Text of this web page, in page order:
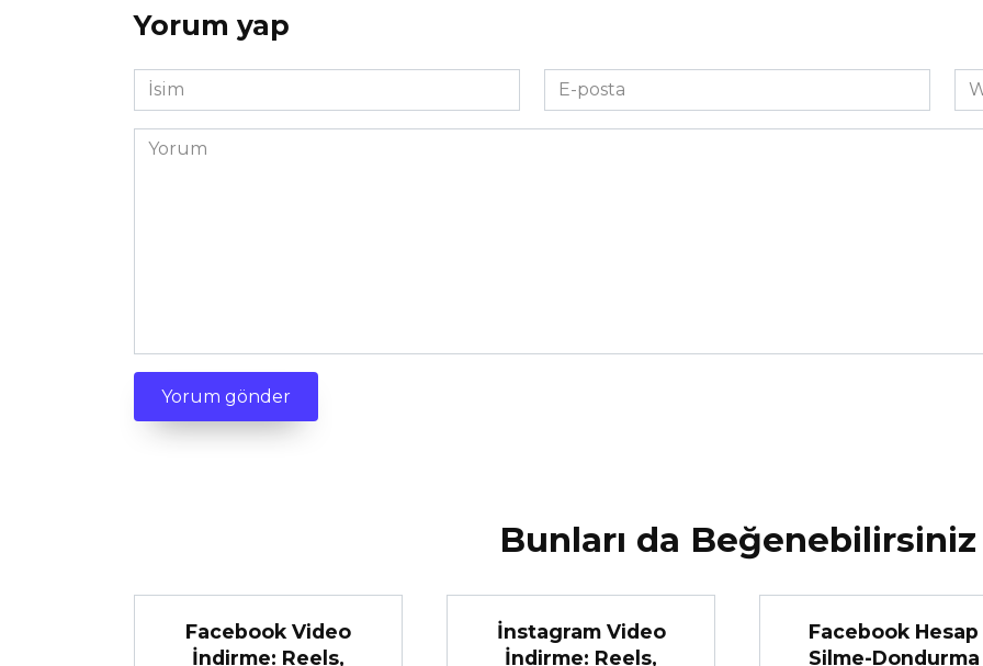
Yorum yap
İsim
*
E-
posta
*
Yorum
Bunları da Beğenebilirsiniz
Facebook Video
İndirme: Reels,
İnstagram Video
İndirme: Reels,
Facebook Hesap
Silme-Dondurma